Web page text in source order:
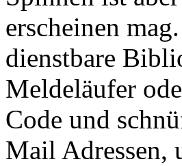
erscheinen
dienstbare
Meldeläufer
Code und
Mail Adressen,